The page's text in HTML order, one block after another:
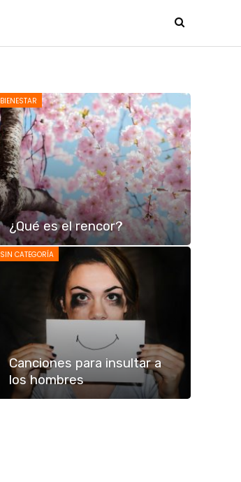
BIENESTAR
¿Qué es el rencor?
SIN CATEGORÍA
Canciones para insultar a
los hombres